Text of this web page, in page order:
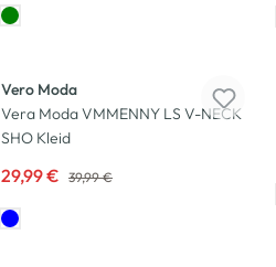
Vero Moda
Vera Moda VMMENNY LS V-NECK
SHO Kleid
29,99 € 39,99 €